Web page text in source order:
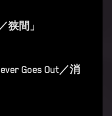
狭間」
Goes Out／消